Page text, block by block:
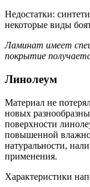
Недостатки:
некоторые виды
Ламинат имеет
покрытие
Линолеум
Материал не
новых
поверхности
повышенной
натуральности,
применения.
Характеристики